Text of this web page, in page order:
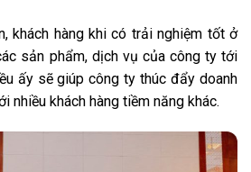
khách hàng khi có trải nghiệm tốt ở
sản phẩm, dịch vụ của công ty tới
ấy sẽ giúp công ty thúc đẩy doanh
nhiều khách hàng tiềm năng khác.